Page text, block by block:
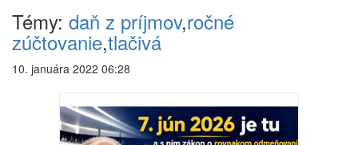
Témy: daň z príjmov,ročné
zúčtovanie,tlačivá
10. januára 2022 06:28